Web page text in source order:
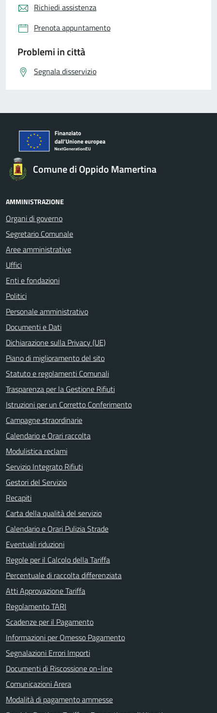
Richiedi assistenza
Prenota appuntamento
Problemi in città
Segnala disservizio
Comune di Oppido Mamertina
AMMINISTRAZIONE
Organi di governo
Segretario Comunale
Aree amministrative
Uffici
Enti e fondazioni
Politici
Personale amministrativo
Documenti e Dati
Dichiarazione sulla Privacy (UE)
Piano di miglioramento del sito
Statuto e regolamenti Comunali
Trasparenza per la Gestione Rifiuti
Istruzioni per un Corretto Conferimento
Campagne straordinarie
Calendario e Orari raccolta
Modulistica reclami
Servizio Integrato Rifiuti
Gestori del Servizio
Recapiti
Carta della qualità del servizio
Calendario e Orari Pulizia Strade
Eventuali riduzioni
Regole per il Calcolo della Tariffa
Percentuale di raccolta differenziata
Atti Approvazione Tariffa
Regolamento TARI
Scadenze per il Pagamento
Informazioni per Omesso Pagamento
Segnalazioni Errori Importi
Documenti di Riscossione on-line
Comunicazioni Arera
Modalità di pagamento ammesse